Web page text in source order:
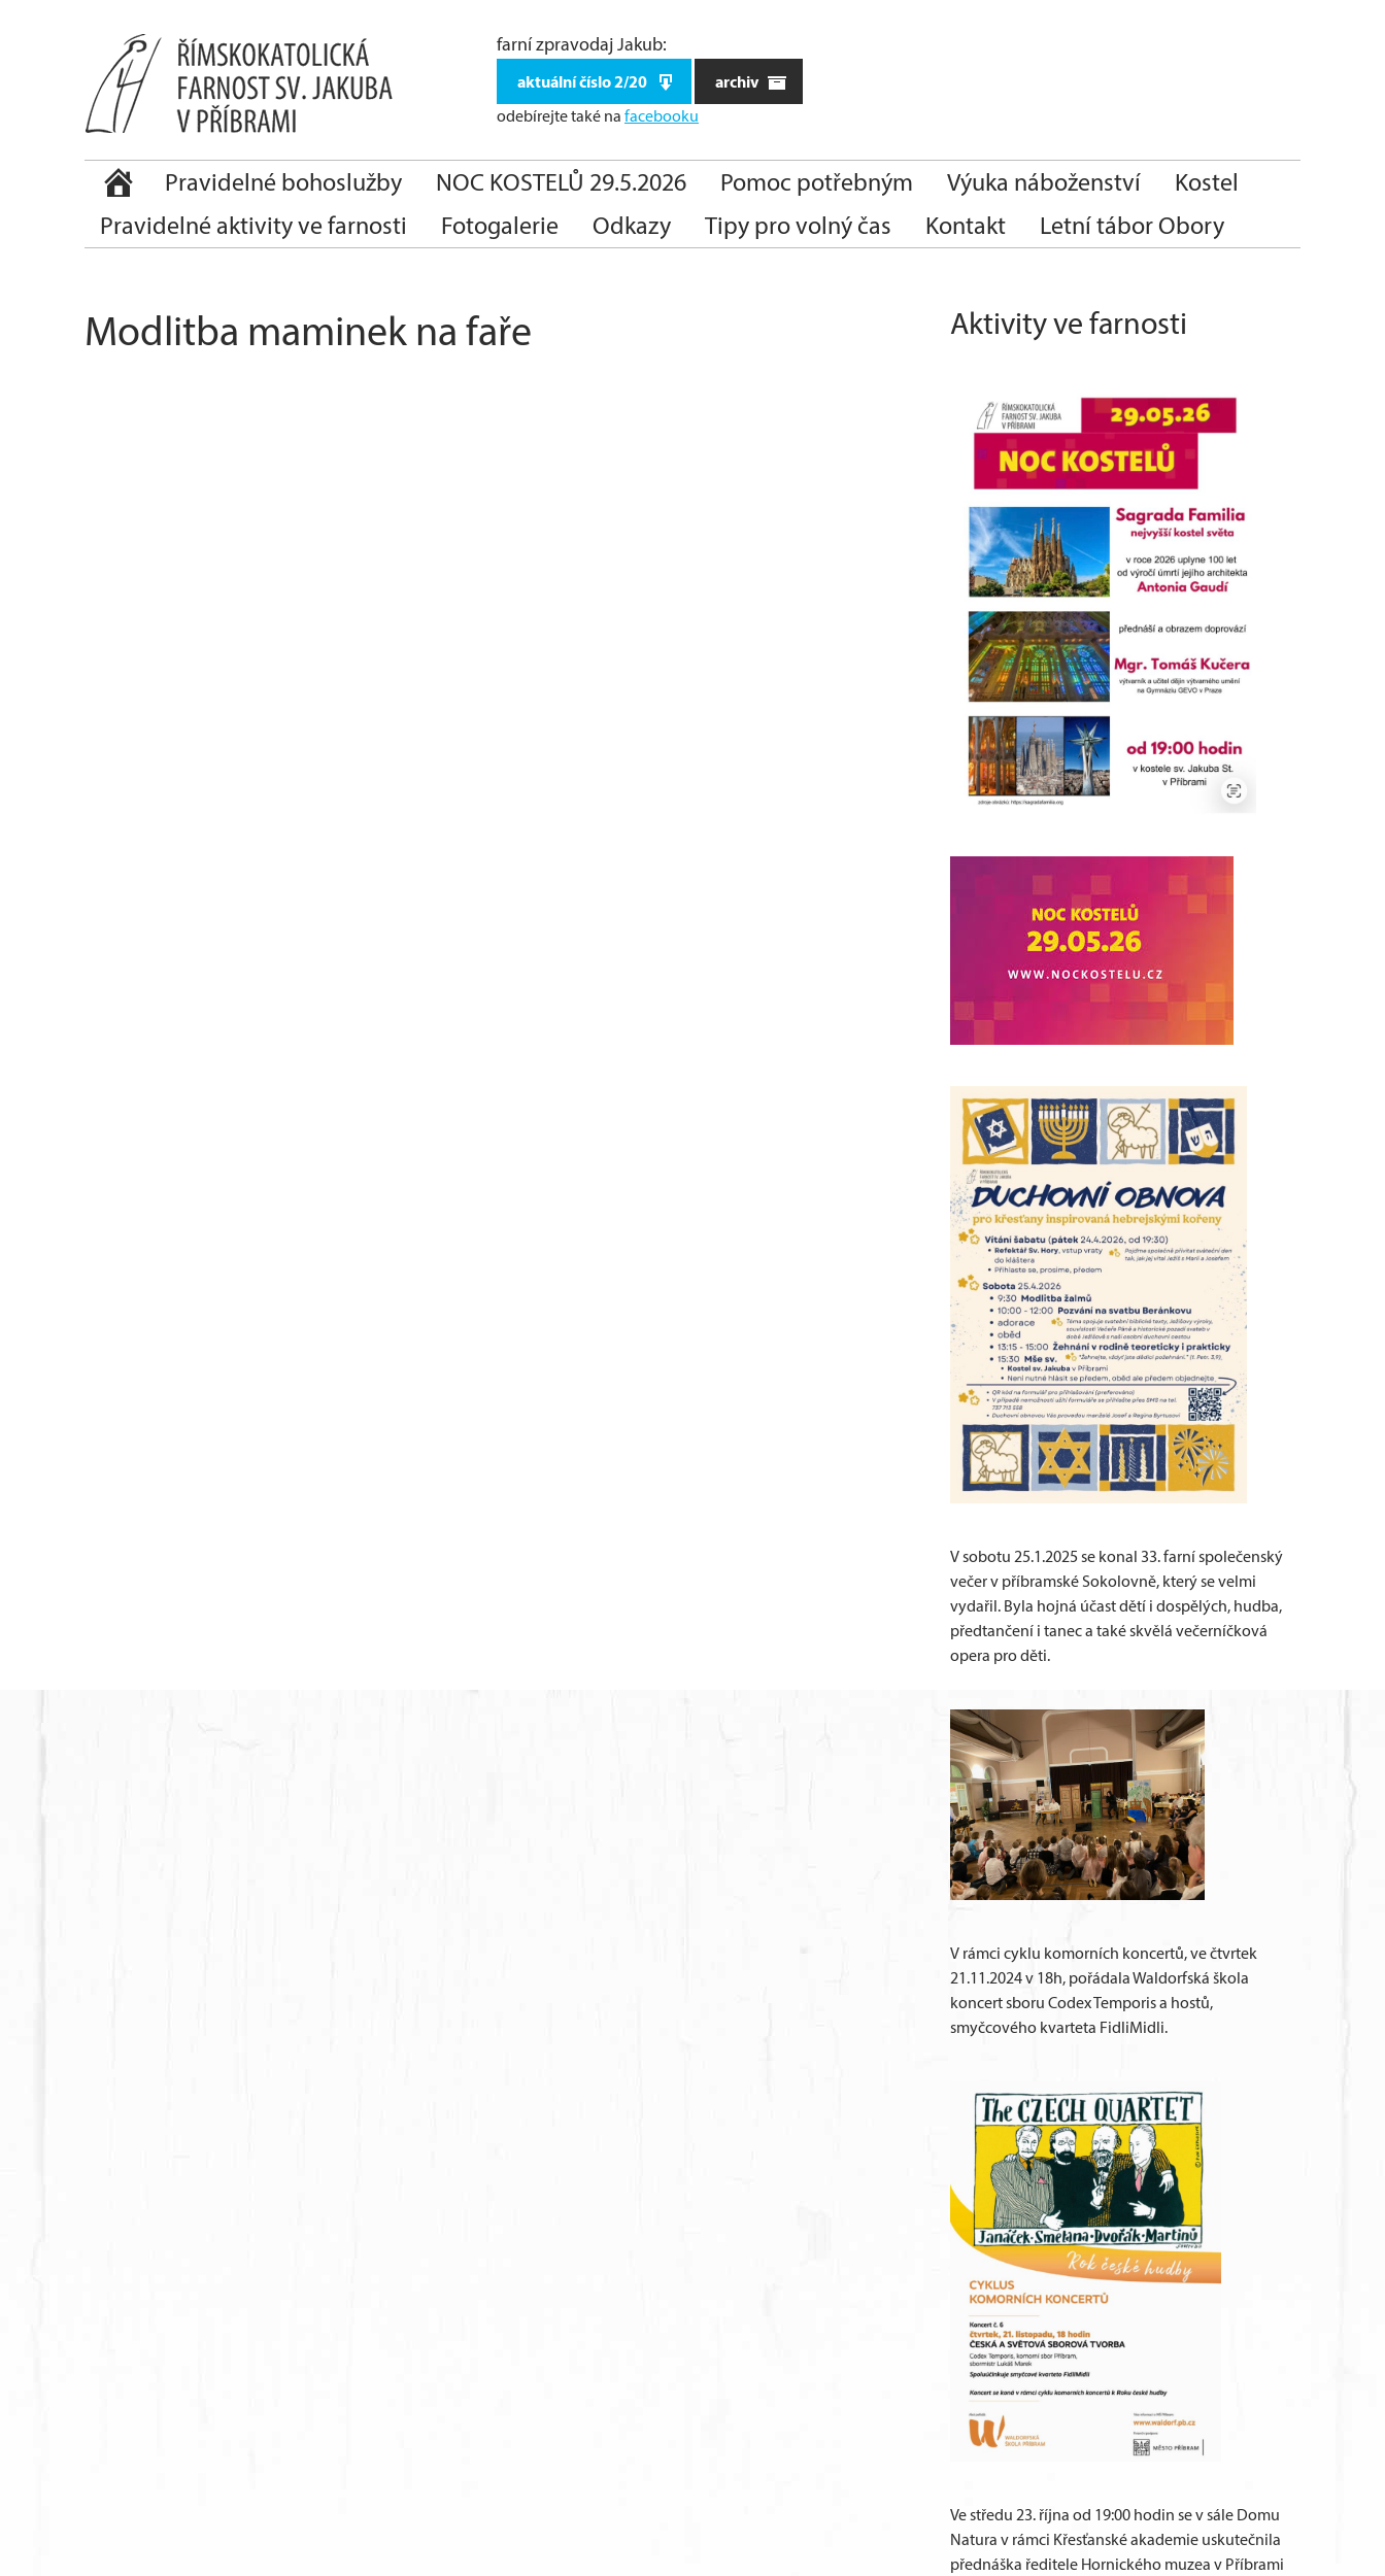
farní zpravodaj Jakub:
aktuální číslo 2/20 archiv
odebírejte také na facebooku
Pravidelné bohoslužby NOC KOSTELŮ 29.5.2026 Pomoc potřebným Výuka náboženství
Kostel
Pravidelné aktivity ve farnosti
Fotogalerie Odkazy Tipy pro volný čas Kontakt Letní tábor Obory
Modlitba maminek na faře Aktivity ve farnosti
V sobotu 25.1.2025 se konal 33. farní společenský
večer v příbramské Sokolovně, který se velmi
vydařil. Byla hojná účast dětí i dospělých, hudba,
předtančení i tanec a také skvělá večerníčková
opera pro děti.
V rámci cyklu komorních koncertů, ve čtvrtek
21.11.2024 v 18h, pořádala Waldorfská škola
koncert sboru Codex Temporis a hostů,
smyčcového kvarteta FidliMidli.
Ve středu 23. října od 19:00 hodin se v sále Domu
Natura v rámci Křesťanské akademie uskutečnila
přednáška ředitele Hornického muzea v Příbrami